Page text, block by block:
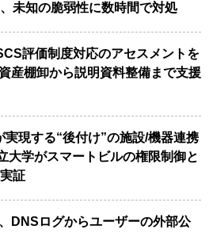
未知の脆弱性に数時間で対処
評価制度対応のアセスメントを
産棚卸から説明資料整備まで支援
実現する“後付け”の施設/機器連携
大学がスマートビルの権限制御と
証
DNSログからユーザーの外部公